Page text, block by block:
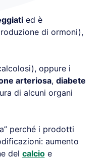
ed è
di ormoni),
oppure i
arteriosa, diabete
di alcuni organi
perché i prodotti
aumento
del calcioe